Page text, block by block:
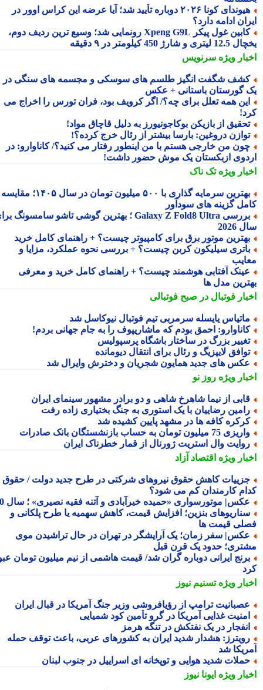
هیوندای کونا ۲۰۲۶ دوباره تأیید شد؛ آیا عرضه این کراس اوور در
ادامه دارد؟
کابین غول پیکر Xpeng G9L رونمایی شد؛ وسیع ترین ردیف دوم،
و شارژ 450 کیلومتر در ۹ دقیقه
ویژهسرنویس
شگفت انگیز طلسم های سوسکی و مجسمه های سنگی در
گورستان باستانی + عکس
همه تعلل برای چه؟/ اگر کرویف بود، فران تورس را اخراج می
از بازیکن بوکاجونیورز به دلیل قاچاق مواد!
دروغین: بارسا بیشتر از رئال خرج کرده؟!
من خارجی هستم با من اینطور رفتار می کنید؟/ کاناوارو: در
ازبکستان یک موش حضور داشت!
ویژهتک ناک
بهترین سرمایه گذاری با ۵۰۰ میلیون تومان در سال ۱۴۰۵؛ مقایسه
گزینه های سودآور
بررسی Galaxy Z Fold8 Ultra ؛ بهترین گوشی تاشو سامسونگ برای
2026
موتور برق برای کامپیوتر چیست؟ + راهنمای کامل خرید
سیلیکون کربن چیست؟ + بررسی نحوه عملکرد، مزایا و
آفتابی هوشمند چیست؟ + راهنمای کامل خرید و معرفی
مدل ها
فوتبال در صبح فوتبالی
یایسله سرمربی تیم فوتبال نیوکاسل شد
احمق بودم که ماشاریپوف را به جام جهانی بردم!
بزرگ در ساختار باشگاه پرسپولیس
لایپزیگ و رئال برای انتقال دیومانده
های جدید همایون شجریان و دخترش وایرال شد
ویژهروز نو
از نیما شاهرخ شاهی و دو برادر مشهور سینمای ایران
رضاییان با یک استوری به جنگ بختیاری زاده رفت
کافه ها در مشهد پایین کشیده شد
75 میلیون تومان به حساب بازنشستگان بانک صادرات
وال استریت ژورنال از قمار خطرناک ایران
ویژهاقتصاد آزاد
کاهش حقوق نیروهای شرکتی در طرح جدید دولت / حقوق
کارمندان کم می شود؟
موتورسواری «حمیده خیرآبادی و آتنه فقیه نصیری» ؛ سال 70
بنزین؛ افزایش قیمت، کاهش سهمیه یا طرح پلکانی و
قیمت ها
سفر زمان؛ یک آرایشگر در تهران در حال تراشیدن موی
حدود یک قرن قبل
ایرانی دوباره گران شد/ قیمت هاشمی از نیم میلیون تومان عبور
ویژهتسنیم نیوز
ترامپ از رؤیافروشی وزیر جنگ آمریکا در قبال ایران
غذایی آمریکا در گرو تأمین کود شمیایی
در یک نفتکش در تنگه هرمز
هشدار شدید ایران به کشورهای عربی، باعث توقف حمله
شد
شدید هوایی و توپخانه ای اسراییل در جنوب لبنان
ویژهایونا نیوز